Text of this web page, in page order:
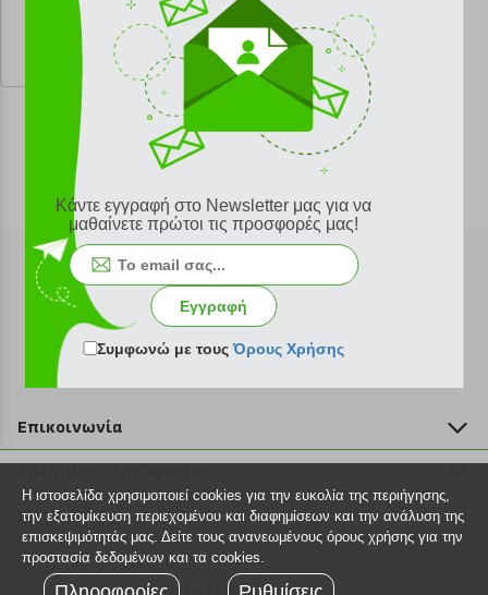
κωδ. 108185428
11.45 €
Ελάχιστη 30 ημερών 12.72 €
Προτεινόμενη λιανική 12.72 €
Εγγραφή στο newsletter
Επικοινωνία
211 2000 700
info@plus4u.gr
Η εταιρία
Σημεία παραλαβής
Ευκαιρίες καριέρας
Βοήθεια
Εξέλιξη παραγγελίας
Τρόποι παραγγελίας
Κάντε εγγραφή στο Newsletter μας για να
μαθαίνετε πρώτοι τις προσφορές μας!
Εγγραφή
Συμφωνώ με τουςΌρους Χρήσης
Η ιστοσελίδα χρησιμοποιεί cookies για την ευκολία της περιήγησης,
την εξατομίκευση περιεχομένου και διαφημίσεων και την ανάλυση της
επισκεψιμότητάς μας. Δείτε τους ανανεωμένους όρους χρήσης για την
προστασία δεδομένων και τα cookies.